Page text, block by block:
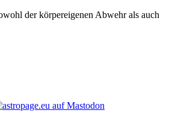
der körpereigenen Abwehr als auch